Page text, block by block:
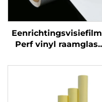
Eenrichtingsvisiefilm
Perf vinyl raamglas
Perforated Viny Roll